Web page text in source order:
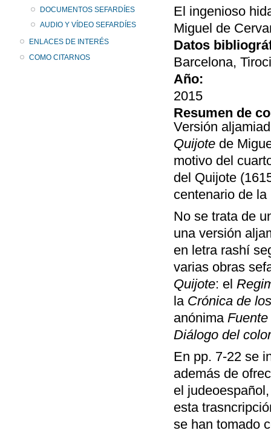
DOCUMENTOS SEFARDÍES
AUDIO Y VÍDEO SEFARDÍES
ENLACES DE INTERÉS
COMO CITARNOS
El ingenioso
Miguel de
Datos
Barcelona,
Año:
2015
Resumen de
Versión
Quijote de
motivo del
del Quijote
centenario de
No se trata de
una versión
en letra rashí
varias obras
Quijote: el
la Crónica de
anónima
Diálogo del
En pp. 7-22 se
además de
el
esta
se han tomado